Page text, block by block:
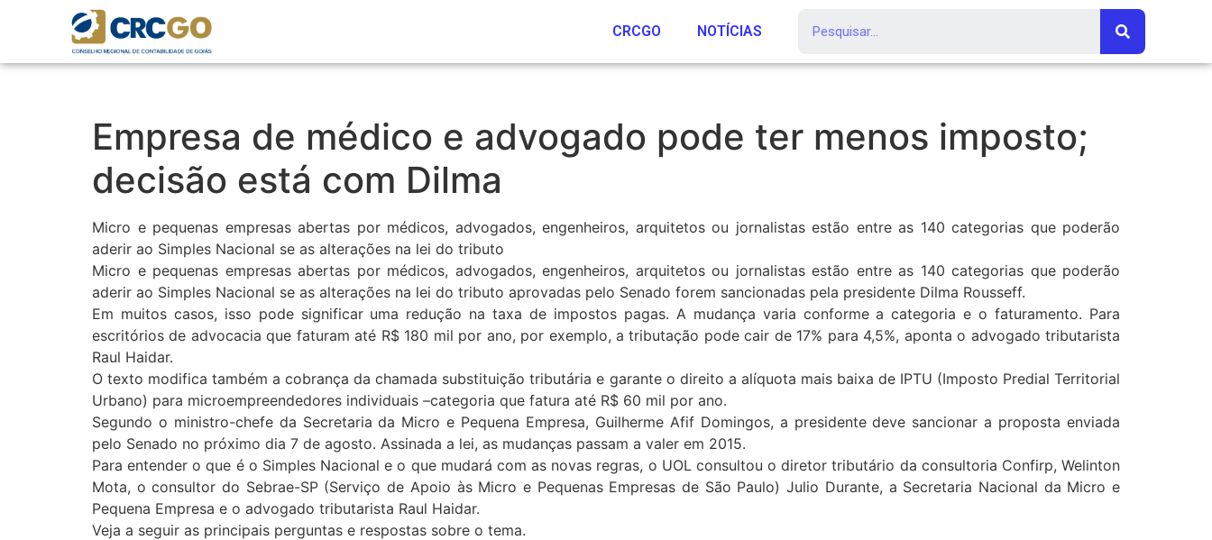
CRCGO NOTÍCIAS
Empresa de médico e advogado pode ter menos imposto;
decisão está com Dilma
Micro e pequenas empresas abertas por médicos, advogados, engenheiros, arquitetos ou jornalistas estão entre as 140 categorias que poderão
aderir ao Simples Nacional se as alterações na lei do tributo
Micro e pequenas empresas abertas por médicos, advogados, engenheiros, arquitetos ou jornalistas estão entre as 140 categorias que poderão
aderir ao Simples Nacional se as alterações na lei do tributo aprovadas pelo Senado forem sancionadas pela presidente Dilma Rousseff.
Em muitos casos, isso pode significar uma redução na taxa de impostos pagas. A mudança varia conforme a categoria e o faturamento. Para
escritórios de advocacia que faturam até R$ 180 mil por ano, por exemplo, a tributação pode cair de 17% para 4,5%, aponta o advogado tributarista
Raul Haidar.
O texto modifica também a cobrança da chamada substituição tributária e garante o direito a alíquota mais baixa de IPTU (Imposto Predial Territorial
Urbano) para microempreendedores individuais –categoria que fatura até R$ 60 mil por ano.
Segundo o ministro-chefe da Secretaria da Micro e Pequena Empresa, Guilherme Afif Domingos, a presidente deve sancionar a proposta enviada
pelo Senado no próximo dia 7 de agosto. Assinada a lei, as mudanças passam a valer em 2015.
Para entender o que é o Simples Nacional e o que mudará com as novas regras, o UOL consultou o diretor tributário da consultoria Confirp, Welinton
Mota, o consultor do Sebrae-SP (Serviço de Apoio às Micro e Pequenas Empresas de São Paulo) Julio Durante, a Secretaria Nacional da Micro e
Pequena Empresa e o advogado tributarista Raul Haidar.
Veja a seguir as principais perguntas e respostas sobre o tema.